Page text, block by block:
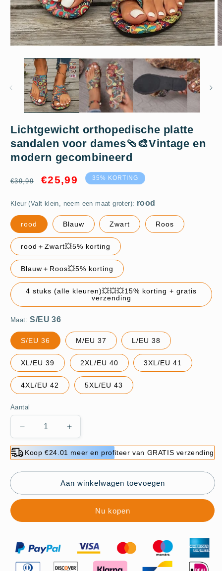
openen
modaal
Lichtgewicht orthopedische platte
sandalen voor dames🩴🎨Vintage en
modern gecombineerd
Normale
€39,99 Aanbiedingsprijs
€25,99 35% KORTING
Kleur (Valt klein, neem een ​​maat groter):
rood
rood Blauw Zwart Roos
rood＋Zwart💥5% korting
Blauw＋Roos💥5% korting
4 stuks (alle kleuren)💥💥💥15% korting + gratis
verzending
Maat:
S/EU 36
S/EU 36 M/EU 37 L/EU 38
XL/EU 39 2XL/EU 40 3XL/EU 41
4XL/EU 42 5XL/EU 43
Aantal
Aantal
verlagen
voor
Lichtgewicht
orthopedische
sandalen
🎨
Vintage
en
Aantal
verhogen
voor
Lichtgewicht
orthopedische
platte
sandalen
Vintage
en
Koop €24.01 meer en profiteer van GRATIS verzending
Aan winkelwagen toevoegen
Nu kopen